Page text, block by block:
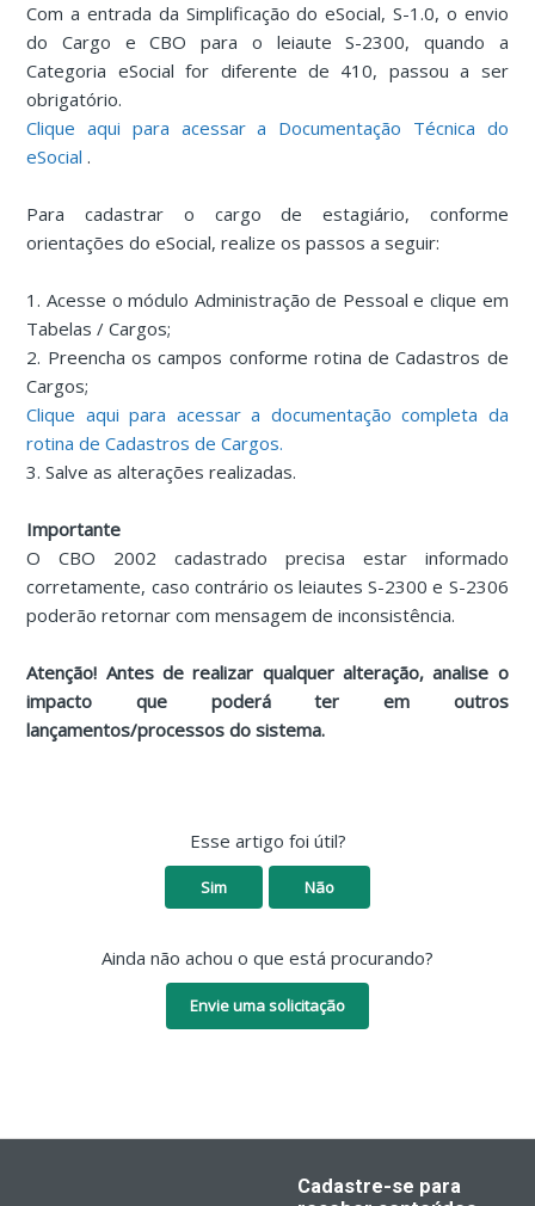
Com a entrada da Simplificação do eSocial, S-1.0, o envio
do Cargo e CBO para o leiaute S-2300, quando a
Categoria eSocial for diferente de 410, passou a ser
obrigatório.
Clique aqui para acessar a Documentação Técnica do
eSocial.
Para cadastrar o cargo de estagiário, conforme
orientações do eSocial, realize os passos a seguir:
1. Acesse o módulo Administração de Pessoal e clique em
Tabelas / Cargos;
2. Preencha os campos conforme rotina de Cadastros de
Cargos;
Clique aqui para acessar a documentação completa da
rotina de Cadastros de Cargos.
3. Salve as alterações realizadas.
Importante
O CBO 2002 cadastrado precisa estar informado
corretamente, caso contrário os leiautes S-2300 e S-2306
poderão retornar com mensagem de inconsistência.
Atenção! Antes de realizar qualquer alteração, analise o
impacto que poderá ter em outros
lançamentos/processos do sistema.
Esse artigo foi útil?
Sim Não
Ainda não achou o que está procurando?
Envie uma solicitação